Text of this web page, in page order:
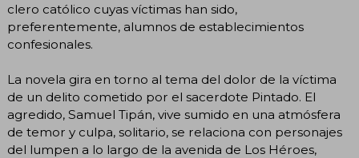
clero católico cuyas víctimas han sido,
preferentemente, alumnos de establecimientos
confesionales.
La novela gira en torno al tema del dolor de la víctima
de un delito cometido por el sacerdote Pintado. El
agredido, Samuel Tipán, vive sumido en una atmósfera
de temor y culpa, solitario, se relaciona con personajes
del lumpen a lo largo de la avenida de Los Héroes,